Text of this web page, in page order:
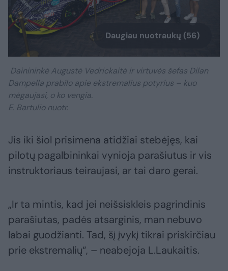
Daugiau nuotraukų (56)
Dainininkė Augustė Vedrickaitė ir virtuvės šefas Dilan
Dampella prabilo apie ekstremalius potyrius – kuo
mėgaujasi, o ko vengia.
E. Bartulio nuotr.
Jis iki šiol prisimena atidžiai stebėjęs, kai
pilotų pagalbininkai vynioja parašiutus ir vis
instruktoriaus teiraujasi, ar tai daro gerai.
„Ir ta mintis, kad jei neišsiskleis pagrindinis
parašiutas, padės atsarginis, man nebuvo
labai guodžianti. Tad, šį įvykį tikrai priskirčiau
prie ekstremalių“, – neabejoja L.Laukaitis.